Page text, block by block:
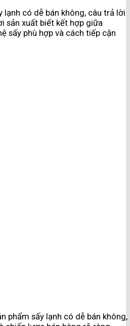
lạnh có dễ bán không, câu trả lời
sản xuất biết kết hợp giữa
sấy phù hợp và cách tiếp cận
phẩm sấy lạnh có dễ bán